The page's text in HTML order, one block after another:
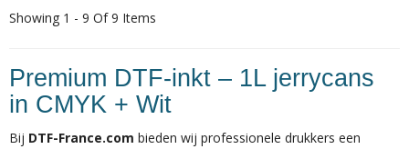
Showing 1 - 9 Of 9 Items
Premium DTF-inkt – 1L jerrycans
in CMYK + Wit
Bij DTF-France.com bieden wij professionele drukkers een